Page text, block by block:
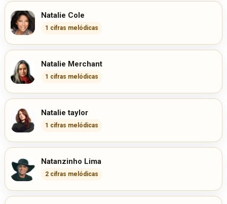
Natalie Cole
1 cifras melódicas
Natalie Merchant
1 cifras melódicas
Natalie taylor
1 cifras melódicas
Natanzinho Lima
2 cifras melódicas